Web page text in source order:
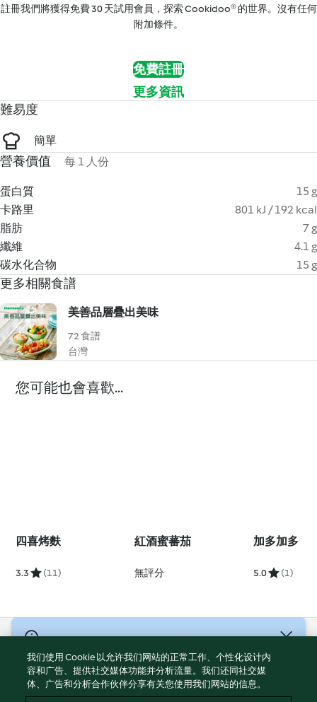
註冊我們將獲得免費 30 天試用會員，探索 Cookidoo® 的世界。沒有任何
附加條件。
免費註冊
更多資訊
難易度
簡單
營養價值 每 1 人份
蛋白質
15 g
卡路里
801 kJ / 192 kcal
脂肪
7 g
纖維
4.1 g
碳水化合物
15 g
更多相關食譜
美善品層疊出美味
72 食譜
台灣
您可能也會喜歡...
四喜烤麩
3.3 (11)
紅酒蜜蕃茄
無評分
加多加多
5.0 (1)
服務條款
隱私權政策
我们使用 Cookie 以允许我们网站的正常工作、个性化设计内
容和广告、提供社交媒体功能并分析流量。我们还同社交媒
体、广告和分析合作伙伴分享有关您使用我们网站的信息。